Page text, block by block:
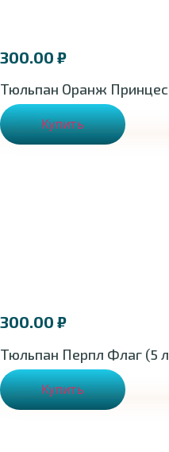
300.00 ₽
Тюльпан Оранж
Купить
300.00 ₽
Тюльпан Перпл Флаг (5
Купить